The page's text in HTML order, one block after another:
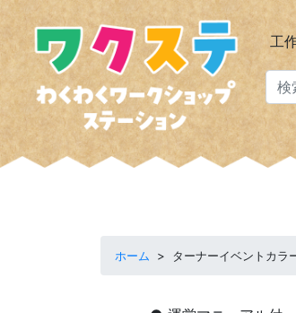
工
ホーム > ターナーイベントカ